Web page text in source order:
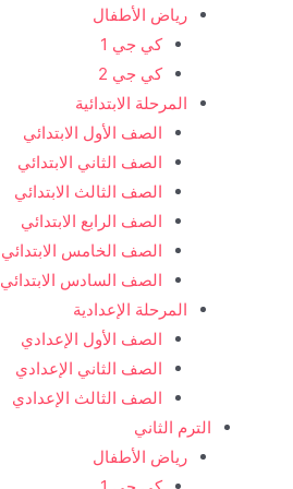
رياض الأطفال
كي جي 1
كي جي 2
المرحلة الابتدائية
الصف الأول الابتدائي
الصف الثاني الابتدائي
الصف الثالث الابتدائي
الصف الرابع الابتدائي
الصف الخامس الابتدائي
الصف السادس الابتدائي
المرحلة الإعدادية
الصف الأول الإعدادي
الصف الثاني الإعدادي
الصف الثالث الإعدادي
الترم الثاني
رياض الأطفال